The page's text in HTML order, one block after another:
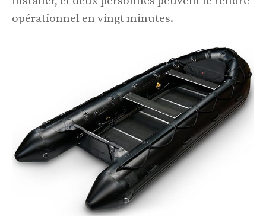
opérationnel en vingt minutes.